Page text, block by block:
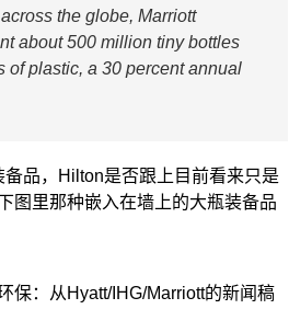
the globe, Marriott
about 500 million tiny bottles
of plastic, a 30 percent annual
备品，Hilton是否跟上目前看来只是
图里那种嵌入在墙上的大瓶装备品
保：从Hyatt/IHG/Marriott的新闻稿